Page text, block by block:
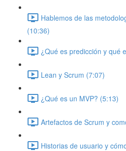
Hablemos de las
(10:36)
¿Qué es predicción y qué
Lean y Scrum (7:07)
¿Qué es un MVP? (5:13)
Artefactos de Scrum y
Historias de usuario y